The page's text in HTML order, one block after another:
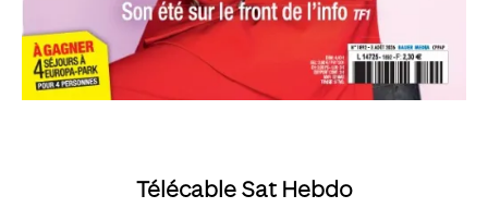
Télécable Sat Hebdo